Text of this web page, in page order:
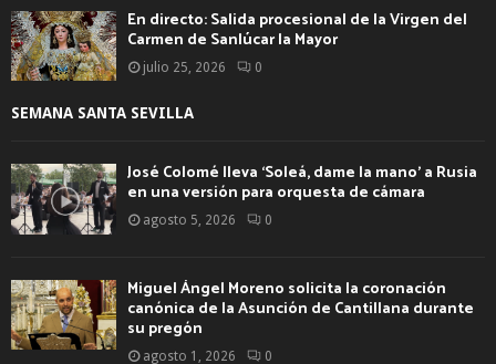
En directo: Salida procesional de la Virgen del
Carmen de Sanlúcar la Mayor
julio 25, 2026 0
SEMANA SANTA SEVILLA
José Colomé lleva ‘Soleá, dame la mano’ a Rusia
en una versión para orquesta de cámara
agosto 5, 2026 0
Miguel Ángel Moreno solicita la coronación
canónica de la Asunción de Cantillana durante
su pregón
agosto 1, 2026 0